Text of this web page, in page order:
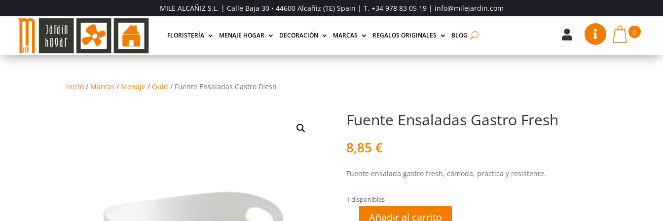
MILE ALCAÑIZ S.L. | Calle Baja 30 • 44600 Alcañiz (TE) Spain | T. +34 978 83 05 19| info@milejardin.com
FLORISTERÍA MENAJE HOGAR DECORACIÓN MARCAS REGALOS ORIGINALES BLOG   0
Inicio / Marcas / Menaje /Quid / Fuente Ensaladas Gastro Fresh
Fuente Ensaladas Gastro Fresh
8,85 €
Fuente ensalada gastro fresh, cómoda, práctica y resistente.
1 disponibles
Añadir al carrito